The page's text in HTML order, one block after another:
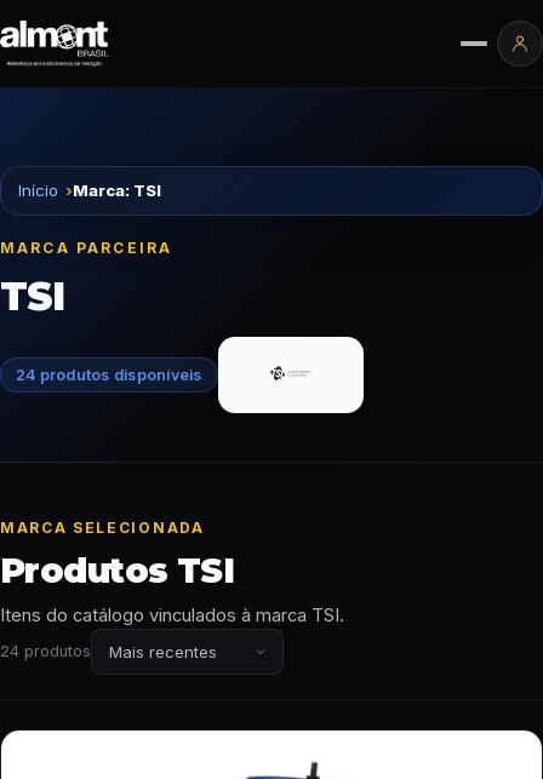
Início Marca: TSI
MARCA PARCEIRA
TSI
24 produtos disponíveis
MARCA SELECIONADA
Produtos TSI
Itens do catálogo vinculados à marca TSI.
24 produtos